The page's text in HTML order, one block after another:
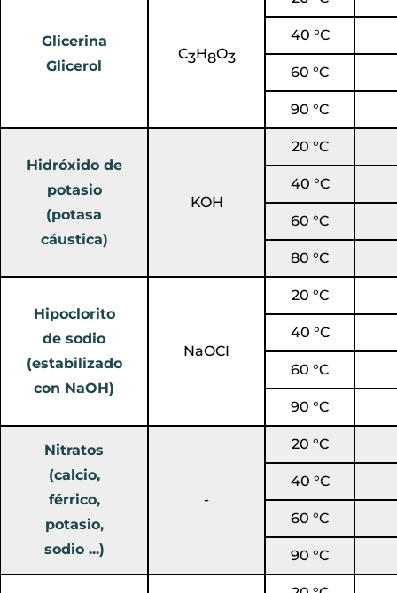
Glicerina
Glicerol
C3H8O3
40 °C
60 °C
90 °C
Hidróxido de
potasio
(potasa
cáustica)
KOH
20 °C
40 °C
60 °C
80 °C
Hipoclorito
de sodio
(estabilizado
con NaOH)
NaOCI
20 °C
40 °C
60 °C
90 °C
Nitratos
(calcio,
férrico,
potasio,
sodio ...)
-
20 °C
40 °C
60 °C
90 °C